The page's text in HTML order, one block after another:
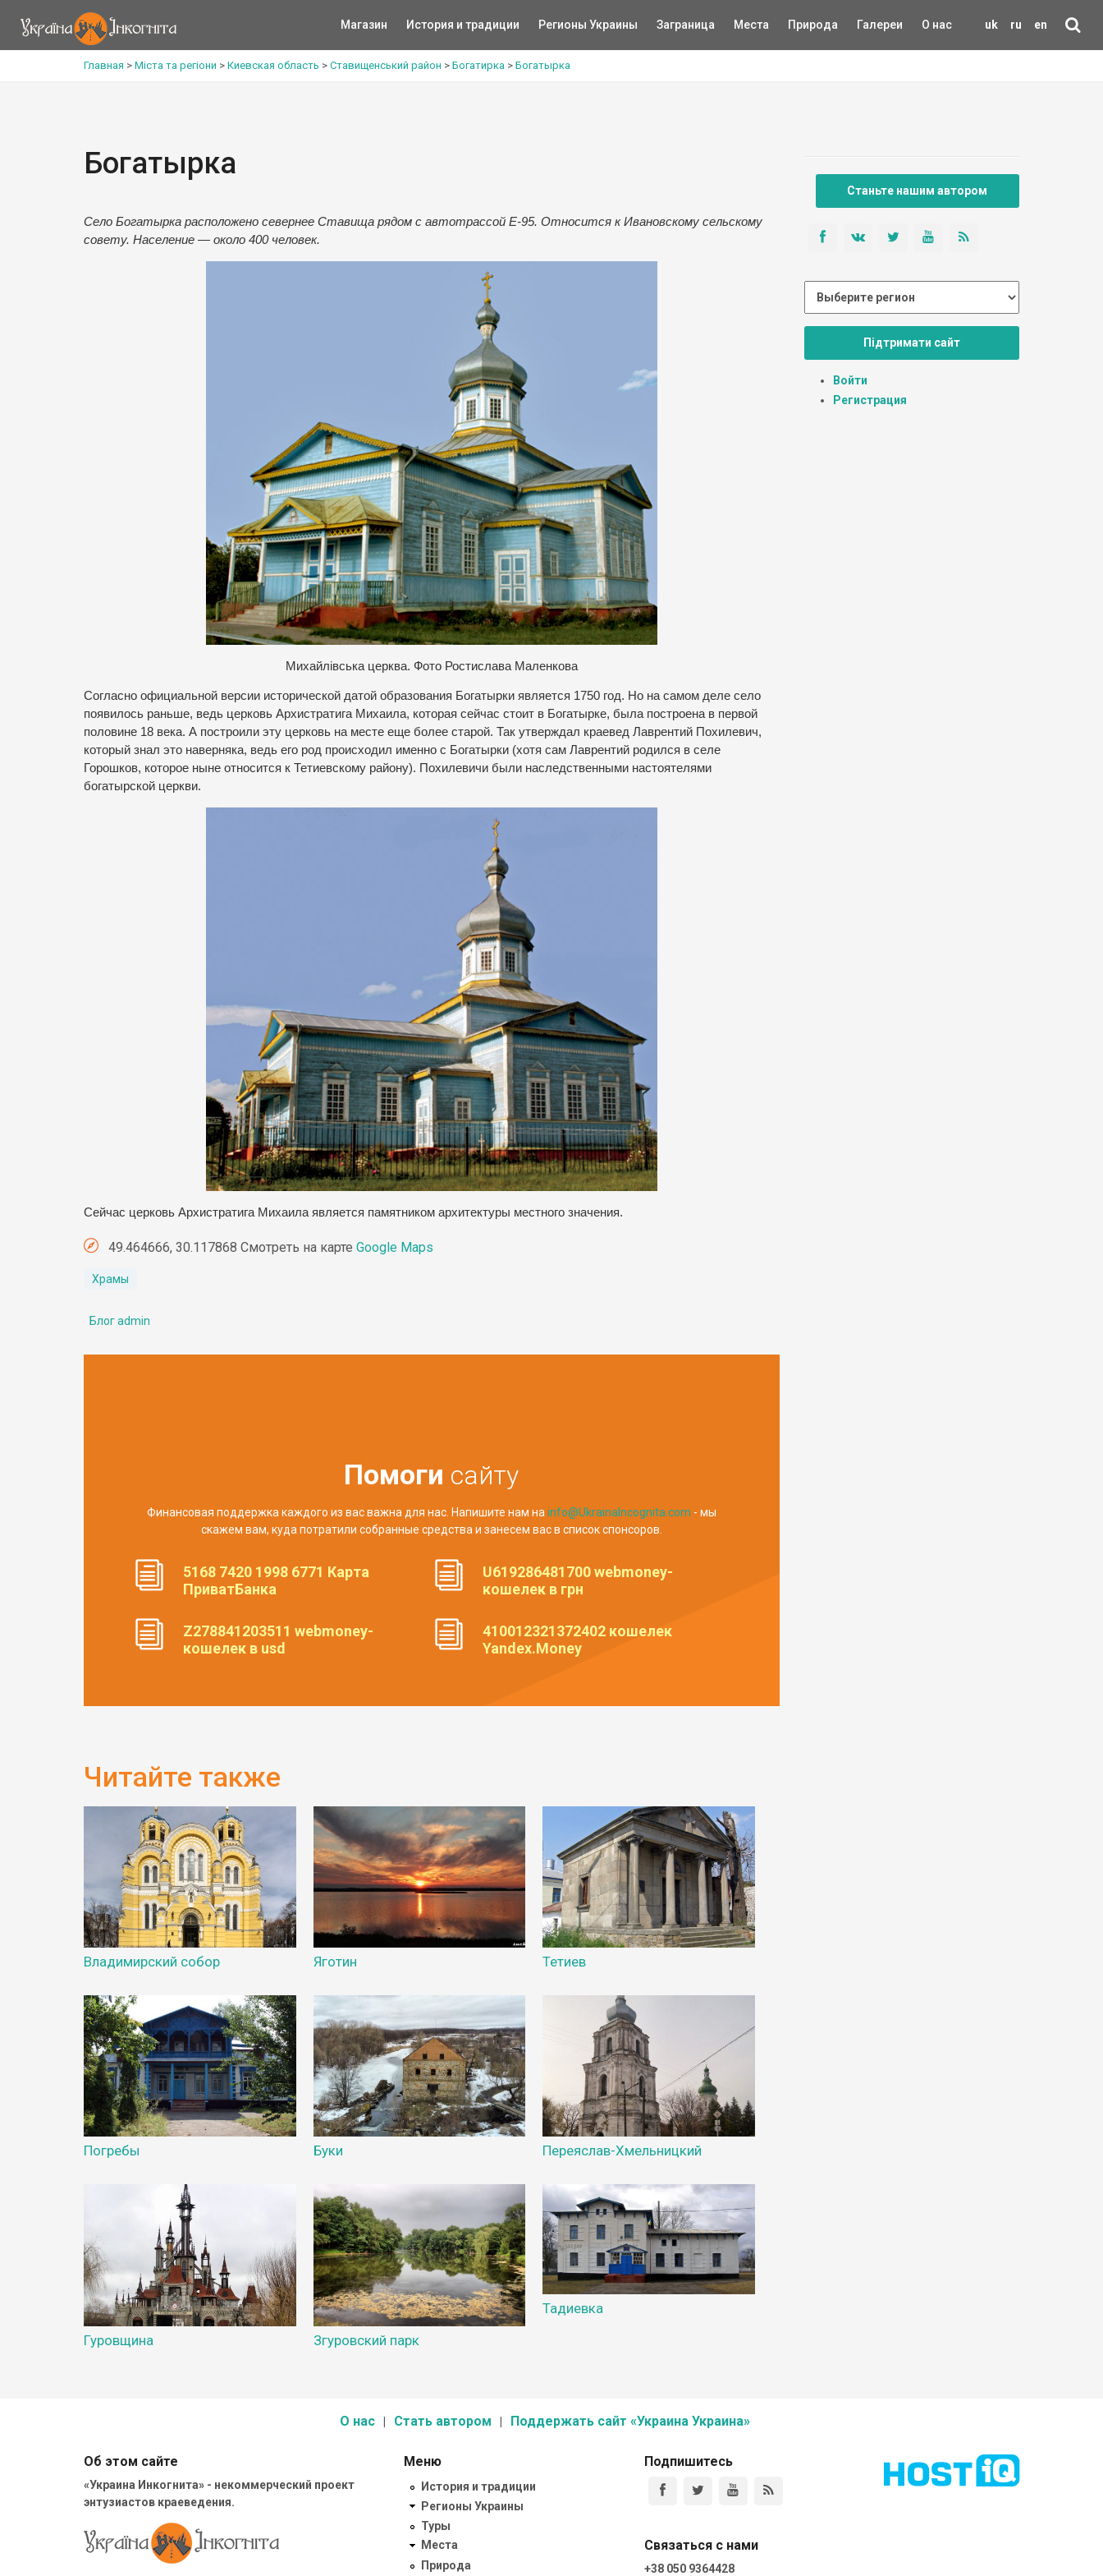
uk ru en
Магазин История и традиции Регионы Украины Заграница Места Природа Галереи О нас
Главная > Міста та регіони > Киевская область > Ставищенський район > Богатирка > Богатырка
Богатырка
Село Богатырка расположено севернее Ставища рядом с автотрассой Е-95. Относится к Ивановскому сельскому
совету. Население — около 400 человек.
Михайлівська церква. Фото Ростислава Маленкова
Согласно официальной версии исторической датой образования Богатырки является 1750 год. Но на самом деле село
появилось раньше, ведь церковь Архистратига Михаила, которая сейчас стоит в Богатырке, была построена в первой
половине 18 века. А построили эту церковь на месте еще более старой. Так утверждал краевед Лаврентий Похилевич,
который знал это наверняка, ведь его род происходил именно с Богатырки (хотя сам Лаврентий родился в селе
Горошков, которое ныне относится к Тетиевскому району). Похилевичи были наследственными настоятелями
богатырской церкви.
Сейчас церковь Архистратига Михаила является памятником архитектуры местного значения.
49.464666, 30.117868 Смотреть на карте Google Maps
Храмы
Блог admin
Помоги сайту
Финансовая поддержка каждого из вас важна для нас. Напишите нам на info@UkrainaIncognita.com - мы
скажем вам, куда потратили собранные средства и занесем вас в список спонсоров.
5168 7420 1998 6771 Карта
ПриватБанка
U619286481700 webmoney-
кошелек в грн
Z278841203511 webmoney-
кошелек в usd
410012321372402 кошелек
Yandex.Money
Читайте также
Владимирский собор Яготин Тетиев
Погребы Буки Переяслав-Хмельницкий
Гуровщина Згуровский парк
Тадиевка
Станьте нашим автором
Підтримати сайт
Войти
Регистрация
О нас Стать автором Поддержать сайт «Украина Украина»
Об этом сайте
«Украина Инкогнита» - некоммерческий проект
энтузиастов краеведения.
Меню
История и традиции
Регионы Украины
Туры
Места
Природа
Подпишитесь
Связаться с нами
+38 050 9364428